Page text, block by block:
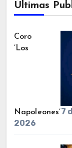
Últimas
Coro
‘Los
Napoleones’7
2026